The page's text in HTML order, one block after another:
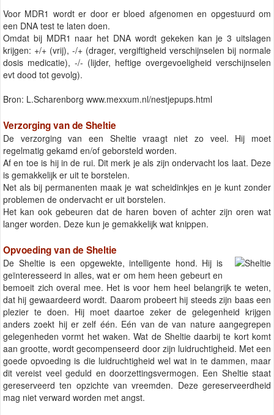
Voor MDR1 wordt er door er bloed afgenomen en opgestuurd om
een DNA test te laten doen.
Omdat bij MDR1 naar het DNA wordt gekeken kan je 3 uitslagen
krijgen: +/+ (vrij), -/+ (drager, vergiftigheid verschijnselen bij normale
dosis medicatie), -/- (lijder, heftige overgevoeligheid verschijnselen
evt dood tot gevolg).
Bron: L.Scharenborg www.mexxum.nl/nestjepups.html
Verzorging van de Sheltie
De verzorging van een Sheltie vraagt niet zo veel. Hij moet
regelmatig gekamd en/of geborsteld worden.
Af en toe is hij in de rui. Dit merk je als zijn ondervacht los laat. Deze
is gemakkelijk er uit te borstelen.
Net als bij permanenten maak je wat scheidinkjes en je kunt zonder
problemen de ondervacht er uit borstelen.
Het kan ook gebeuren dat de haren boven of achter zijn oren wat
langer worden. Deze kun je gemakkelijk wat knippen.
Opvoeding van de Sheltie
De Sheltie is een opgewekte, intelligente hond. Hij is
geïnteresseerd in alles, wat er om hem heen gebeurt en
bemoeit zich overal mee. Het is voor hem heel belangrijk te weten,
dat hij gewaardeerd wordt. Daarom probeert hij steeds zijn baas een
plezier te doen. Hij moet daartoe zeker de gelegenheid krijgen
anders zoekt hij er zelf één. Eén van de van nature aangegrepen
gelegenheden vormt het waken. Wat de Sheltie daarbij te kort komt
aan grootte, wordt gecompenseerd door zijn luidruchtigheid. Met een
goede opvoeding is die luidruchtigheid wel wat in te dammen, maar
dit vereist veel geduld en doorzettingsvermogen. Een Sheltie staat
gereserveerd ten opzichte van vreemden. Deze gereserveerdheid
mag niet verward worden met angst.